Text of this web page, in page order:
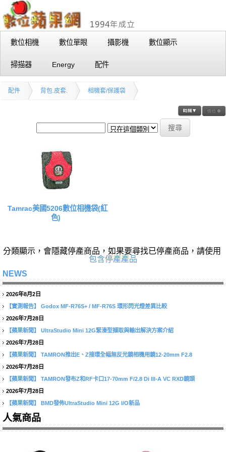
數位相機 數位單眼 攝影機 數位顯示
掃描器 Energy 配件
配件 背包.皮套. 相機套/保護袋
Tamrac美國5206數位相機袋(紅
色)
分類顯示，會隱藏停產商品，如果要尋找已停產商品，請使用
包含停產產品
NEWS
2026年8月2日
【實測報告】
Godox MF-R76S+ / MF-R76S 環形閃光燈差異比較
2026年7月28日
【蘋果新聞】
UltraStudio Mini 12G緊湊型擷取與輸出解決方案介紹
2026年7月28日
【蘋果新聞】
TAMRON推出E、Z接環全幅無反光鏡相機用鏡12-20mm F2.8
2026年7月28日
【蘋果新聞】
TAMRON發布Z和RF卡口17-70mm F/2.8 Di III-A VC RXD鏡頭
2026年7月28日
【蘋果新聞】
BMD發佈UltraStudio Mini 12G I/O新品
人氣商品